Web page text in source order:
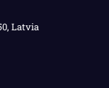
Latvia